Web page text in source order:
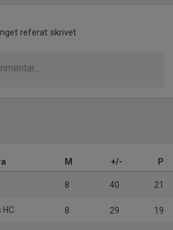
referat skrivet
M +/- P
8 40 21
8 29 19